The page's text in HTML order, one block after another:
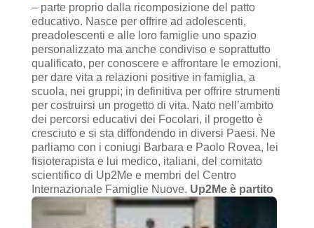
– parte proprio dalla ricomposizione del patto
educativo. Nasce per offrire ad adolescenti,
preadolescenti e alle loro famiglie uno spazio
personalizzato ma anche condiviso e soprattutto
qualificato, per conoscere e affrontare le emozioni,
per dare vita a relazioni positive in famiglia, a
scuola, nei gruppi; in definitiva per offrire strumenti
per costruirsi un progetto di vita. Nato nell’ambito
dei percorsi educativi dei Focolari, il progetto è
cresciuto e si sta diffondendo in diversi Paesi. Ne
parliamo con i coniugi Barbara e Paolo Rovea, lei
fisioterapista e lui medico, italiani, del comitato
scientifico di Up2Me e membri del Centro
Internazionale Famiglie Nuove. Up2Me è partito